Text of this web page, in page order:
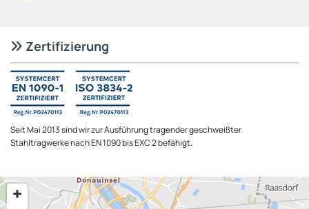
 Zertifizierung
Seit Mai 2013 sind wir zur Ausführung tragender geschweißter
Stahltragwerke nach EN 1090 bis EXC 2 befähigt.